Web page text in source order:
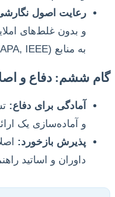
رعایت اصول
و بدون غلط‌های
به منابع (APA, IEEE و…).
گام ششم: دفاع و
آمادگی برای دفاع:
و آماده‌سازی یک
پذیرش بازخورد:
داوران و اساتید